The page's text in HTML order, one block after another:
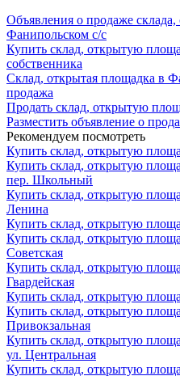
Объявления о продаже
Фанипольском с/с
Купить склад, открытую
собственника
Склад, открытая площадка в
продажа
Продать склад, открытую
Разместить объявление о
Рекомендуем посмотреть
Купить склад, открытую
Купить склад, открытую
пер. Школьный
Купить склад, открытую
Ленина
Купить склад, открытую
Купить склад, открытую
Советская
Купить склад, открытую
Гвардейская
Купить склад, открытую
Купить склад, открытую
Привокзальная
Купить склад, открытую
ул. Центральная
Купить склад, открытую